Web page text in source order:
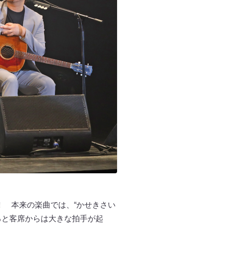
本来の楽曲では、“かせきさい
客席からは大きな拍手が起